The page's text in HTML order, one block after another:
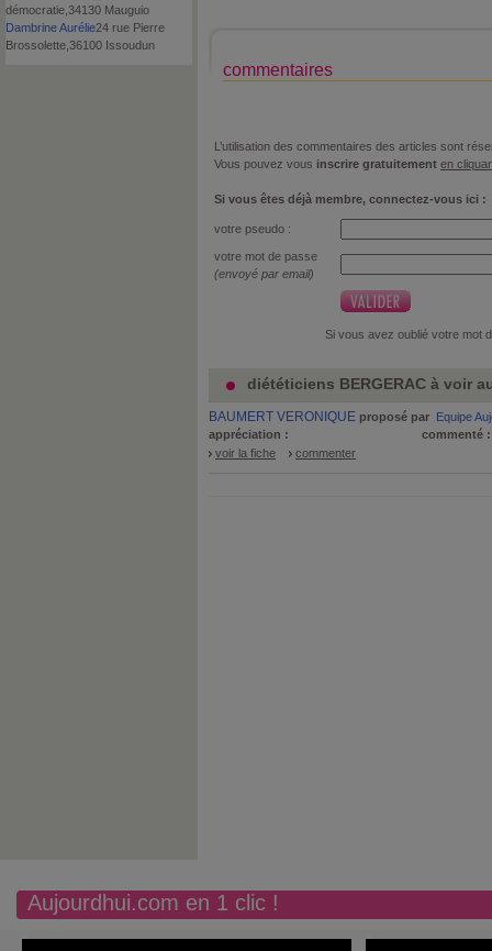
démocratie,34130 Mauguio
Dambrine Aurélie24 rue Pierre
Brossolette,36100 Issoudun
commentaires
L’utilisation des commentaires des articles sont
Vous pouvez vous inscrire gratuitement en
Si vous êtes déjà membre, connectez-vous ici :
votre pseudo :
votre mot de passe
(envoyé par email)
Si vous avez oublié votre mot
diététiciens BERGERAC à voir
BAUMERT VERONIQUE proposé par Equipe
appréciation :
commenté
voir la fiche
commenter
Aujourdhui.com en 1 clic !